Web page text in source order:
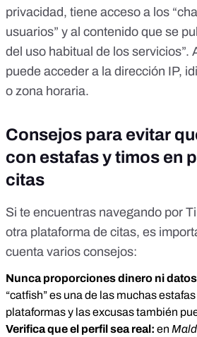
privacidad, tiene acceso a los
usuarios” y al contenido que se
del uso habitual de los servicios”.
puede acceder a la dirección IP,
o zona horaria.
Consejos para evitar
con estafas y timos en
citas
Si te encuentras navegando por
otra plataforma de citas, es
cuenta varios consejos:
Nunca proporciones dinero ni
“catfish” es una de las muchas
plataformas y las excusas también
Verifica que el perfil sea real: en